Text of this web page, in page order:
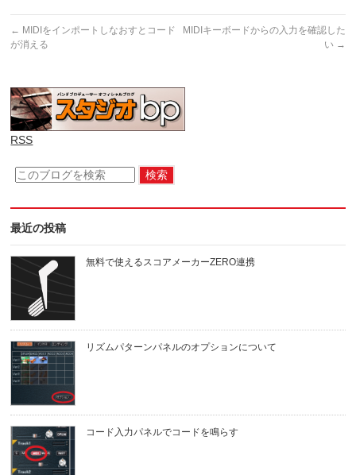
← MIDIをインポートしなおすとコード
が消える
MIDIキーボードからの入力を確認した
い →
RSS
最近の投稿
無料で使えるスコアメーカーZERO連携
リズムパターンパネルのオプションについて
コード入力パネルでコードを鳴らす